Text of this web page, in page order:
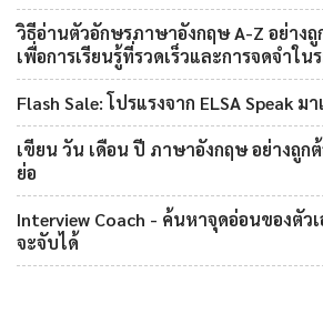
วิธีอ่านตัวอักษรภาษาอังกฤษ A-Z อย่าง
เพื่อการเรียนรู้ที่รวดเร็วและการจดจำใน
Flash Sale: โปรแรงจาก ELSA Speak ม
เขียน วัน เดือน ปี ภาษาอังกฤษ อย่างถูก
ย่อ
Interview Coach - ค้นหาจุดอ่อนของตั
จะจับได้